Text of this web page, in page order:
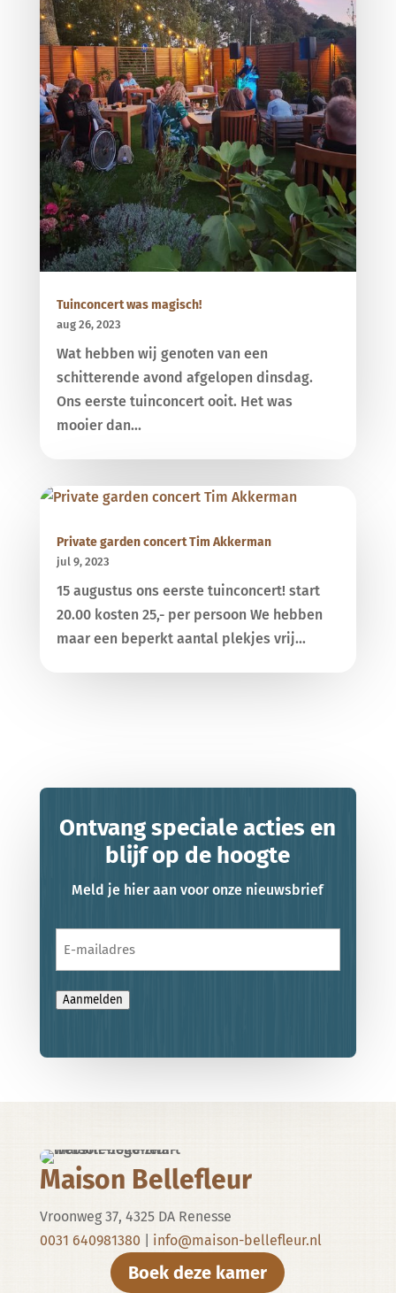
Tuinconcert was magisch!
aug 26, 2023
Wat hebben wij genoten van een
schitterende avond afgelopen dinsdag.
Ons eerste tuinconcert ooit. Het was
mooier dan...
Private garden concert Tim Akkerman
jul 9, 2023
15 augustus ons eerste tuinconcert! start
20.00 kosten 25,- per persoon We hebben
maar een beperkt aantal plekjes vrij...
Ontvang speciale acties en
blijf op de hoogte
Meld je hier aan voor onze nieuwsbrief
Aanmelden
Maison Bellefleur
Vroonweg 37, 4325 DA Renesse
0031 640981380
info@maison-bellefleur.nl
Boek deze kamer